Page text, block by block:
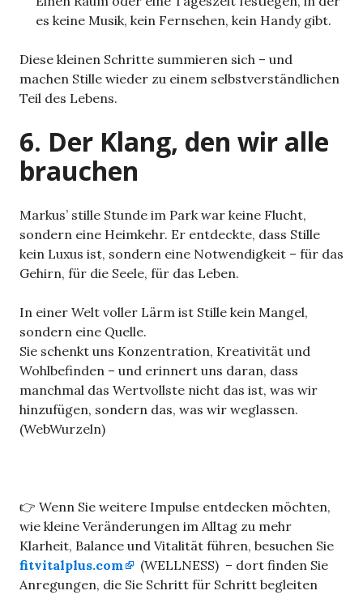
es keine Musik, kein Fernsehen, kein Handy gibt.
Diese kleinen Schritte summieren sich – und
machen Stille wieder zu einem selbstverständlichen
Teil des Lebens.
6. Der Klang, den wir alle
brauchen
Markus’ stille Stunde im Park war keine Flucht,
sondern eine Heimkehr. Er entdeckte, dass Stille
kein Luxus ist, sondern eine Notwendigkeit – für das
Gehirn, für die Seele, für das Leben.
In einer Welt voller Lärm ist Stille kein Mangel,
sondern eine Quelle.
Sie schenkt uns Konzentration, Kreativität und
Wohlbefinden – und erinnert uns daran, dass
manchmal das Wertvollste nicht das ist, was wir
hinzufügen, sondern das, was wir weglassen.
(WebWurzeln)
👉 Wenn Sie weitere Impulse entdecken möchten,
wie kleine Veränderungen im Alltag zu mehr
Klarheit, Balance und Vitalität führen, besuchen Sie
fitvitalplus.com
(WELLNESS) – dort finden Sie
Anregungen, die Sie Schritt für Schritt begleiten